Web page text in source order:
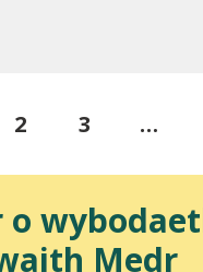
2 3 …
o
Medr